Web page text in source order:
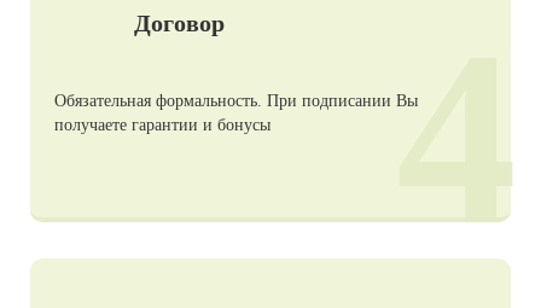
Договор
Обязательная формальность. При подписании Вы
получаете гарантии и бонусы
4